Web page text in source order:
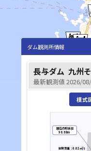
ダム観測所情報
長与ダム 九州
最新観測値 2026/
模式
現在の貯水位
98.88m
全放流量：0.02㎥/s